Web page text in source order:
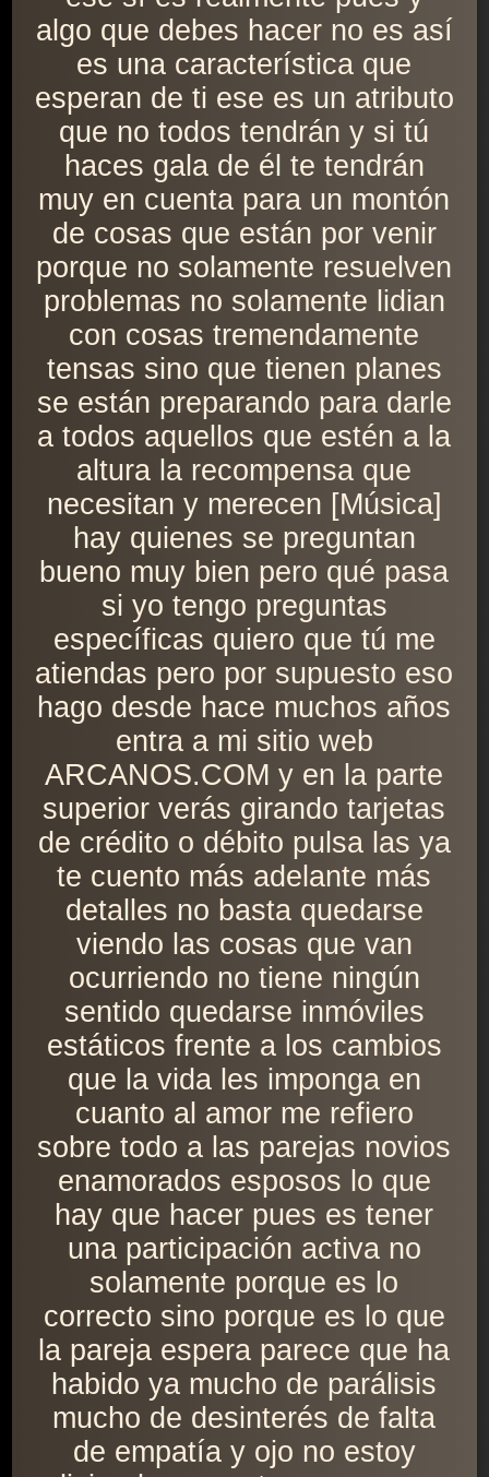
algo que debes hacer no es así
es una característica que
esperan de ti ese es un atributo
que no todos tendrán y si tú
haces gala de él te tendrán
muy en cuenta para un montón
de cosas que están por venir
porque no solamente resuelven
problemas no solamente lidian
con cosas tremendamente
tensas sino que tienen planes
se están preparando para darle
a todos aquellos que estén a la
altura la recompensa que
necesitan y merecen [Música]
hay quienes se preguntan
bueno muy bien pero qué pasa
si yo tengo preguntas
específicas quiero que tú me
atiendas pero por supuesto eso
hago desde hace muchos años
entra a mi sitio web
ARCANOS.COM y en la parte
superior verás girando tarjetas
de crédito o débito pulsa las ya
te cuento más adelante más
detalles no basta quedarse
viendo las cosas que van
ocurriendo no tiene ningún
sentido quedarse inmóviles
estáticos frente a los cambios
que la vida les imponga en
cuanto al amor me refiero
sobre todo a las parejas novios
enamorados esposos lo que
hay que hacer pues es tener
una participación activa no
solamente porque es lo
correcto sino porque es lo que
la pareja espera parece que ha
habido ya mucho de parálisis
mucho de desinterés de falta
de empatía y ojo no estoy